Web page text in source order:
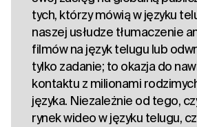
tych, którzy mówią w języku
naszej usłudze tłumaczenie
filmów na język telugu lub
tylko zadanie; to okazja do
kontaktu z milionami
języka. Niezależnie od tego,
rynek wideo w języku telugu,